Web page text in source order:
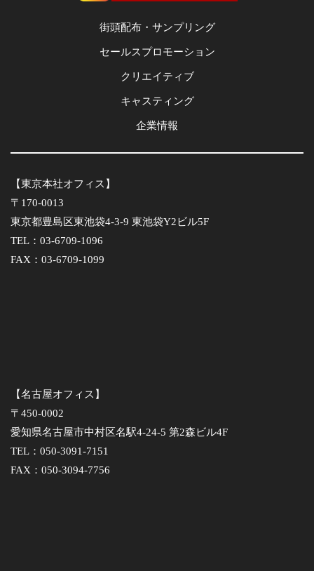
街頭配布・サンプリング
セールスプロモーション
クリエイティブ
キャスティング
企業情報
【東京本社オフィス】
〒170-0013
東京都豊島区東池袋4-3-9 東池袋Y2ビル5F
TEL：03-6709-1096
FAX：03-6709-1099
【名古屋オフィス】
〒450-0002
愛知県名古屋市中村区名駅4-24-5 第2森ビル4F
TEL：050-3091-7151
FAX：050-3094-7756